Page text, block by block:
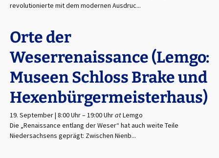
revolutionierte mit dem modernen Ausdruc...
Orte der
Weserrenaissance (Lemgo:
Museen Schloss Brake und
Hexenbürgermeisterhaus)
19. September | 8:00 Uhr–19:00 UhratLemgo
Die „Renaissance entlang der Weser“ hat auch weite Teile
Niedersachsens geprägt: Zwischen Nienb...